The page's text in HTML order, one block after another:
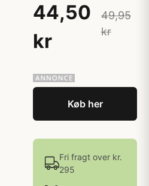
44,50
kr
49,95
kr
Køb her
Fri fragt over kr.
295